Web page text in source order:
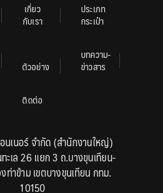
เกี่ยว
กับเรา
ประเภท
กระเป๋า
ตัวอย่าง
บทความ-
ข่าวสาร
ติดต่อ
เนอร์ จำกัด (สำนักงานใหญ่)
ะเล 26 แยก 3 ถ.บางขุนเทียน-
ท่าข้าม เขตบางขุนเทียน กทม.
10150